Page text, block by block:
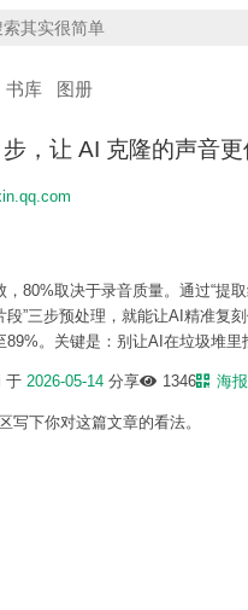
书库 图册
步，让 AI 克隆的声音
，80%取决于录音质量。通过“提
”三步预处理，就能让AI精准复刻
89%。关键是：别让AI在垃圾堆里
于 2026-05-14 分享 1346 海
写下你对这篇文章的看法。